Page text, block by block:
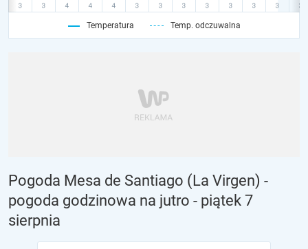
Temperatura Temp. odczuwalna
Pogoda Mesa de Santiago (La Virgen) -
pogoda godzinowa na jutro - piątek 7
sierpnia